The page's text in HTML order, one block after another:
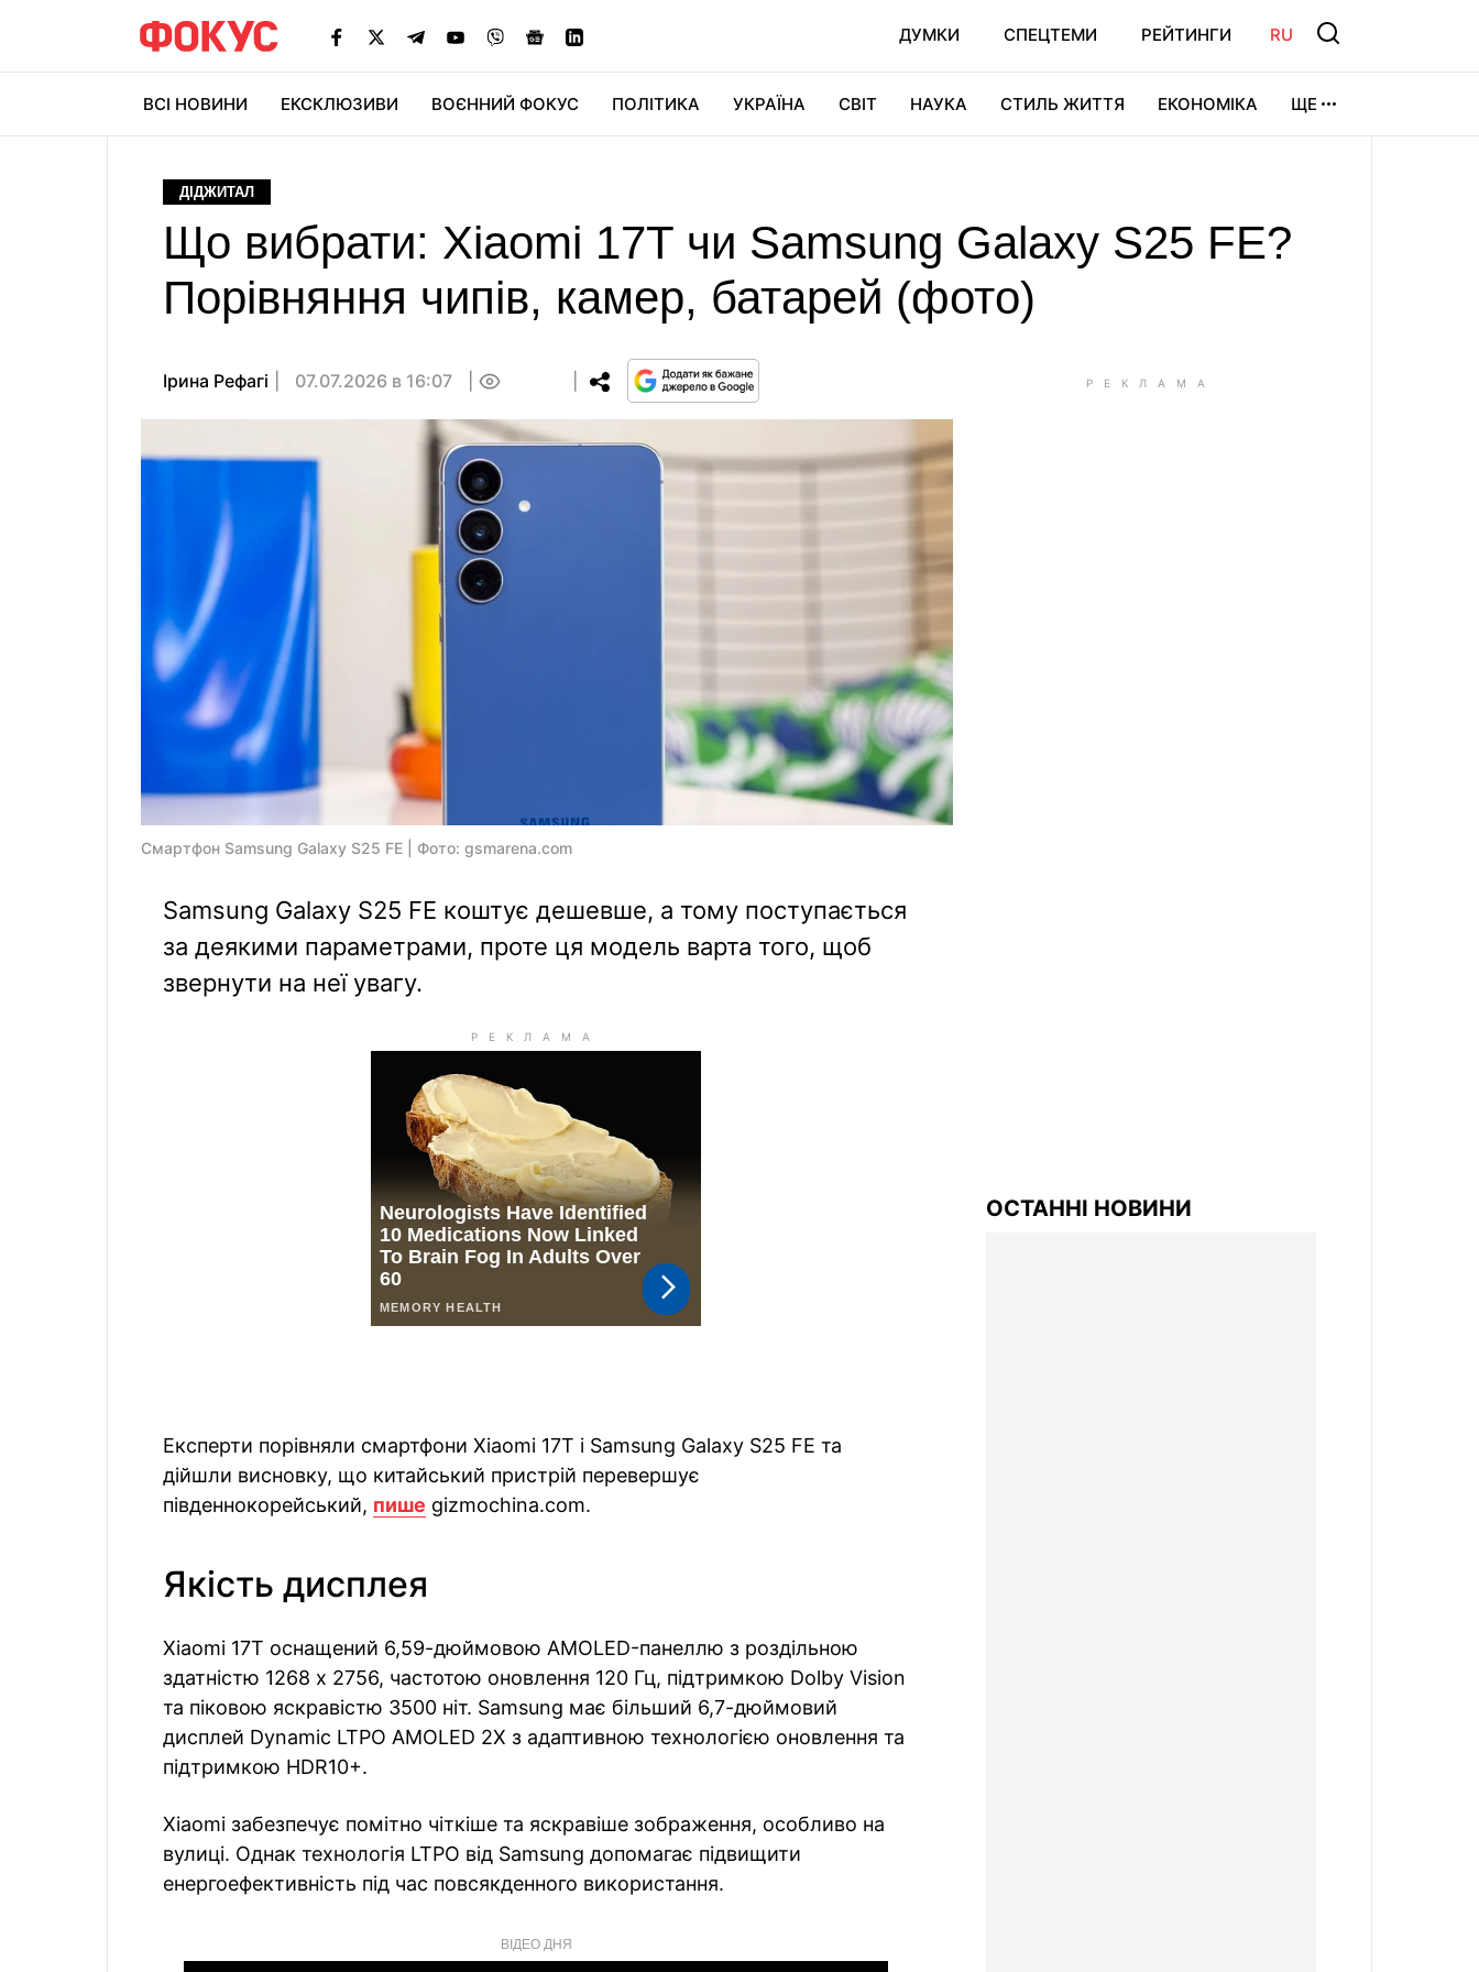
ДУМКИ СПЕЦТЕМИ РЕЙТИНГИ RU
ВСІ НОВИНИ ЕКСКЛЮЗИВИ ВОЄННИЙ ФОКУС ПОЛІТИКА УКРАЇНА СВІТ НАУКА СТИЛЬ ЖИТТЯ ЕКОНОМІКА ЩЕ
ДІДЖИТАЛ
Що вибрати: Xiaomi 17T чи Samsung Galaxy S25 FE?
Порівняння чипів, камер, батарей (фото)
Ірина Рефагі 07.07.2026 в 16:07
Смартфон Samsung Galaxy S25 FE | Фото: gsmarena.com
Samsung Galaxy S25 FE коштує дешевше, а тому поступається
за деякими параметрами, проте ця модель варта того, щоб
звернути на неї увагу.
Експерти порівняли смартфони Xiaomi 17T і Samsung Galaxy S25 FE та
дійшли висновку, що китайський пристрій перевершує
південнокорейський, пише gizmochina.com.
Якість дисплея
Xiaomi 17T оснащений 6,59-дюймовою AMOLED-панеллю з роздільною
здатністю 1268 x 2756, частотою оновлення 120 Гц, підтримкою Dolby Vision
та піковою яскравістю 3500 ніт. Samsung має більший 6,7-дюймовий
дисплей Dynamic LTPO AMOLED 2X з адаптивною технологією оновлення та
підтримкою HDR10+.
Xiaomi забезпечує помітно чіткіше та яскравіше зображення, особливо на
вулиці. Однак технологія LTPO від Samsung допомагає підвищити
енергоефективність під час повсякденного використання.
ВІДЕО ДНЯ
ОСТАННІ НОВИНИ